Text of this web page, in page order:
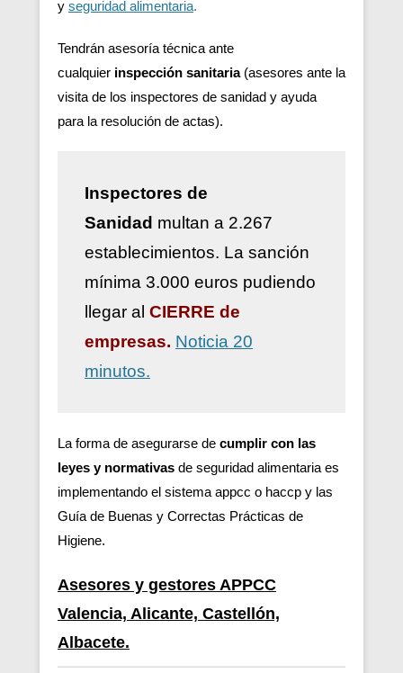
y seguridad alimentaria.
Tendrán asesoría técnica ante
cualquier inspección sanitaria (asesores ante la
visita de los inspectores de sanidad y ayuda
para la resolución de actas).
Inspectores de
Sanidad multan a 2.267
establecimientos. La sanción
mínima 3.000 euros pudiendo
llegar al CIERRE de
empresas. Noticia 20
minutos.
La forma de asegurarse de cumplir con las
leyes y normativas de seguridad alimentaria es
implementando el sistema appcc o haccp y las
Guía de Buenas y Correctas Prácticas de
Higiene.
Asesores y gestores APPCC
Valencia, Alicante, Castellón,
Albacete.